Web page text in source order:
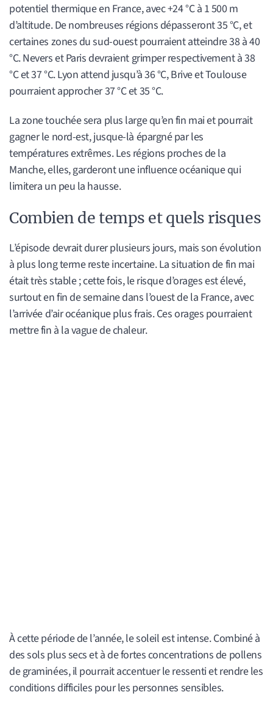
potentiel thermique en France, avec +24 °C à 1 500 m
d’altitude. De nombreuses régions dépasseront 35 °C, et
certaines zones du sud-ouest pourraient atteindre 38 à 40
°C. Nevers et Paris devraient grimper respectivement à 38
°C et 37 °C. Lyon attend jusqu’à 36 °C, Brive et Toulouse
pourraient approcher 37 °C et 35 °C.
La zone touchée sera plus large qu’en fin mai et pourrait
gagner le nord-est, jusque-là épargné par les
températures extrêmes. Les régions proches de la
Manche, elles, garderont une influence océanique qui
limitera un peu la hausse.
Combien de temps et quels risques
L’épisode devrait durer plusieurs jours, mais son évolution
à plus long terme reste incertaine. La situation de fin mai
était très stable ; cette fois, le risque d’orages est élevé,
surtout en fin de semaine dans l’ouest de la France, avec
l’arrivée d’air océanique plus frais. Ces orages pourraient
mettre fin à la vague de chaleur.
À cette période de l’année, le soleil est intense. Combiné à
des sols plus secs et à de fortes concentrations de pollens
de graminées, il pourrait accentuer le ressenti et rendre les
conditions difficiles pour les personnes sensibles.